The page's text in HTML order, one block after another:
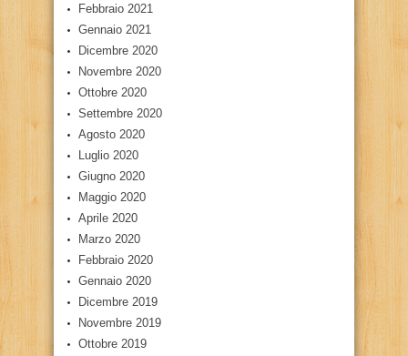
Febbraio 2021
Gennaio 2021
Dicembre 2020
Novembre 2020
Ottobre 2020
Settembre 2020
Agosto 2020
Luglio 2020
Giugno 2020
Maggio 2020
Aprile 2020
Marzo 2020
Febbraio 2020
Gennaio 2020
Dicembre 2019
Novembre 2019
Ottobre 2019